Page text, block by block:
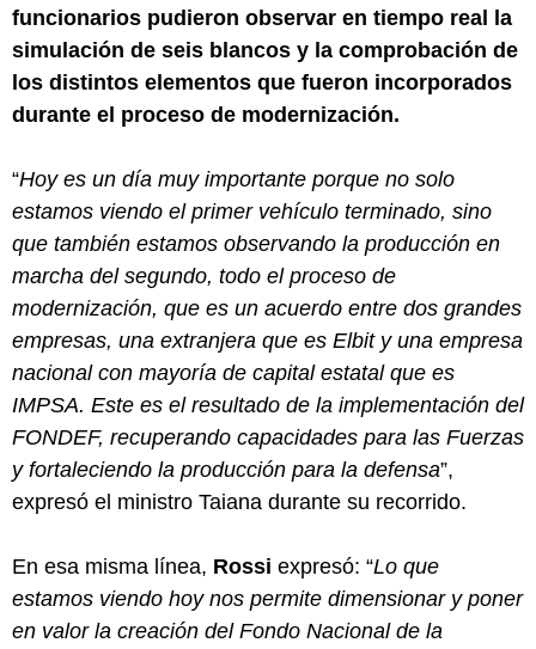
funcionarios pudieron observar en tiempo real la
simulación de seis blancos y la comprobación de
los distintos elementos que fueron incorporados
durante el proceso de modernización.
“Hoy es un día muy importante porque no solo
estamos viendo el primer vehículo terminado, sino
que también estamos observando la producción en
marcha del segundo, todo el proceso de
modernización, que es un acuerdo entre dos grandes
empresas, una extranjera que es Elbit y una empresa
nacional con mayoría de capital estatal que es
IMPSA. Este es el resultado de la implementación del
FONDEF, recuperando capacidades para las Fuerzas
y fortaleciendo la producción para la defensa”,
expresó el ministro Taiana durante su recorrido.
En esa misma línea, Rossi expresó: “Lo que
estamos viendo hoy nos permite dimensionar y poner
en valor la creación del Fondo Nacional de la